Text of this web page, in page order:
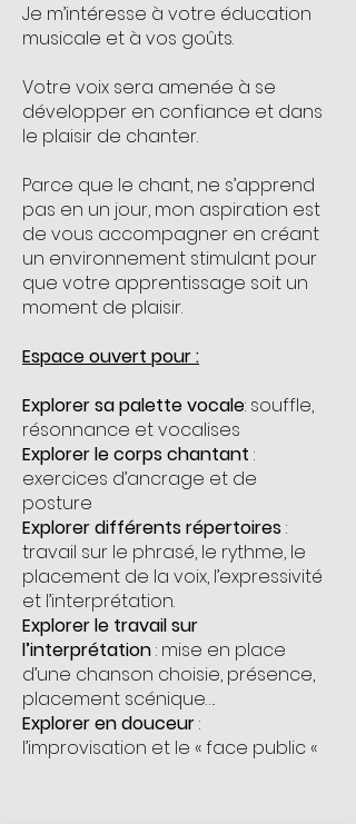
Je m’intéresse à votre éducation
musicale et à vos goûts.
Votre voix sera amenée à se
développer en confiance et dans
le plaisir de chanter.
Parce que le chant, ne s’apprend
pas en un jour, mon aspiration est
de vous accompagner en créant
un environnement stimulant pour
que votre apprentissage soit un
moment de plaisir.
Espace ouvert pour :
Explorer sa palette vocale: souffle,
résonnance et vocalises
Explorer le corps chantant :
exercices d’ancrage et de
posture
Explorer différents répertoires :
travail sur le phrasé, le rythme, le
placement de la voix, l’expressivité
et l’interprétation.
Explorer le travail sur
l’interprétation: mise en place
d’une chanson choisie, présence,
placement scénique….
Explorer en douceur:
l’improvisation et le « face public «